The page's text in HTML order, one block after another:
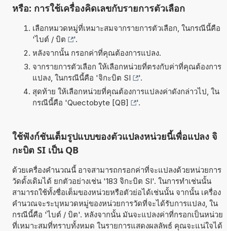
หรือ: การใช้เครื่องคิดเลขกับรายการตัวเลือก
เลือกหมวดหมู่ที่เหมาะสมจากรายการตัวเลือก, ในกรณีนี้คือ
'ไบต์ / บิต
'.
หลังจากนั้น กรอกค่าที่คุณต้องการแปลง.
จากรายการตัวเลือก ให้เลือกหน่วยที่ตรงกับค่าที่คุณต้องการ
แปลง, ในกรณีนี้คือ 'จิกะบิต SI
'.
สุดท้าย ให้เลือกหน่วยที่คุณต้องการแปลงค่าดังกล่าวไป, ใน
กรณีนี้คือ 'Quectobyte [QB] '.
ใช้ฟังก์ชันเต็มรูปแบบของตัวแปลงหน่วยนี้เพื่อแปลง จิ
กะบิต SI เป็น QB
ด้วยเครื่องคำนวณนี้ อาจสามารถกรอกค่าที่จะแปลงด้วยหน่วยการ
วัดดั้งเดิมได้ ยกตัวอย่างเช่น '183 จิกะบิต SI'. ในการทำเช่นนั้น
สามารถใช้ทั้งชื่อเต็มของหน่วยหรือตัวย่อได้เช่นนั้น จากนั้น เครื่อง
คำนวณจะระบุหมวดหมู่ของหน่วยการวัดที่จะได้รับการแปลง, ใน
กรณีนี้คือ 'ไบต์ / บิต'. หลังจากนั้น มันจะแปลงค่าที่กรอกเป็นหน่วย
ที่เหมาะสมที่ทราบทั้งหมด ในรายการแสดงผลลัพธ์ คุณจะแน่ใจได้